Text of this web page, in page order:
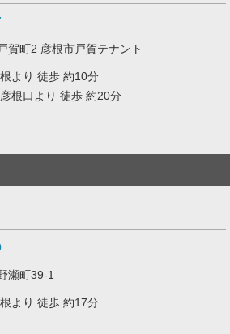
賀町2 彦根市戸賀テナント
より 徒歩 約10分
根口より 徒歩 約20分
瀬町39-1
より 徒歩 約17分